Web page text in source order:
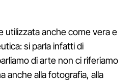
utilizzata anche come vera e
si parla infatti di
di arte non ci riferiamo
anche alla fotografia, alla